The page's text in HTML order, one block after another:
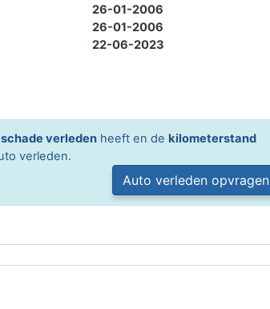
26-01-2006
26-01-2006
22-06-2023
schade verleden heeft en de kilometerstand
verleden.
Auto verleden opvragen